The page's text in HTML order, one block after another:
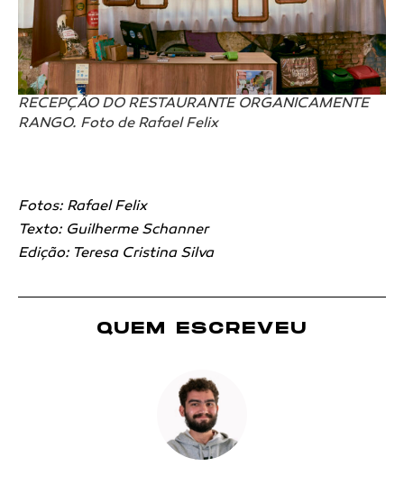
RECEPÇÃO DO RESTAURANTE ORGANICAMENTE
RANGO. Foto de Rafael Felix
Fotos: Rafael Felix
Texto: Guilherme Schanner
Edição: Teresa Cristina Silva
QUEM ESCREVEU